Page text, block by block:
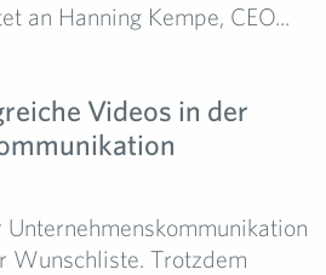
an Hanning Kempe, CEO...
Videos in der
Wunschliste. Trotzdem